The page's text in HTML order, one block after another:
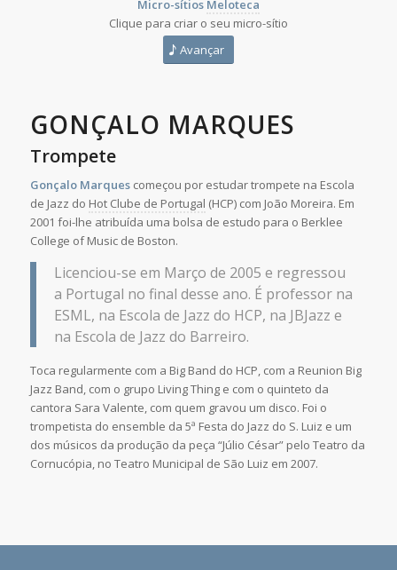
Micro-sítios Meloteca
Clique para criar o seu micro-sítio
Avançar
GONÇALO MARQUES
Trompete
Gonçalo Marquescomeçou por estudar trompete na Escola
de Jazz do Hot Clube de Portugal (HCP) com João Moreira. Em
2001 foi-lhe atribuída uma bolsa de estudo para o Berklee
College of Music de Boston.
Licenciou-se em Março de 2005 e regressou
a Portugal no final desse ano. É professor na
ESML, na Escola de Jazz do HCP, na JBJazz e
na Escola de Jazz do Barreiro.
Toca regularmente com a Big Band do HCP, com a Reunion Big
Jazz Band, com o grupo Living Thing e com o quinteto da
cantora Sara Valente, com quem gravou um disco. Foi o
trompetista do ensemble da 5ª Festa do Jazz do S. Luiz e um
dos músicos da produção da peça “Júlio César” pelo Teatro da
Cornucópia, no Teatro Municipal de São Luiz em 2007.